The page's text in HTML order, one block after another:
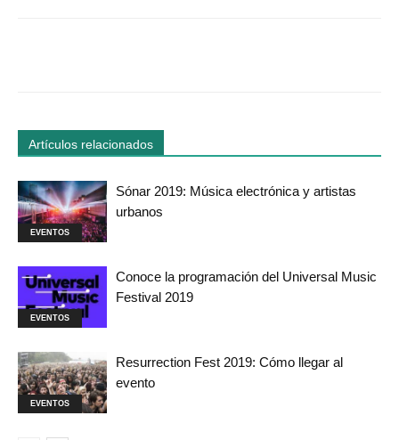
Artículos relacionados
EVENTOS
Sónar 2019: Música electrónica y artistas
urbanos
EVENTOS
Conoce la programación del Universal Music
Festival 2019
EVENTOS
Resurrection Fest 2019: Cómo llegar al
evento